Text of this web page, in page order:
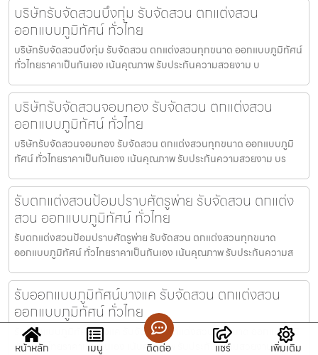
บริษัทรับจัดสวนบึงกุ่ม รับจัดสวน ตกแต่งสวน
ออกแบบภูมิทัศน์ ทั่วไทย
บริษัทรับจัดสวนบึงกุ่ม รับจัดสวน ตกแต่งสวนทุกขนาด ออกแบบภูมิทัศน์
ทั่วไทยราคาเป็นกันเอง เน้นคุณภาพ รับประกันความสวยงาม บ
บริษัทรับจัดสวนจอมทอง รับจัดสวน ตกแต่งสวน
ออกแบบภูมิทัศน์ ทั่วไทย
บริษัทรับจัดสวนจอมทอง รับจัดสวน ตกแต่งสวนทุกขนาด ออกแบบภูมิ
ทัศน์ ทั่วไทยราคาเป็นกันเอง เน้นคุณภาพ รับประกันความสวยงาม บร
รับตกแต่งสวนป้อมปราบศัตรูพ่าย รับจัดสวน ตกแต่ง
สวน ออกแบบภูมิทัศน์ ทั่วไทย
รับตกแต่งสวนป้อมปราบศัตรูพ่าย รับจัดสวน ตกแต่งสวนทุกขนาด
ออกแบบภูมิทัศน์ ทั่วไทยราคาเป็นกันเอง เน้นคุณภาพ รับประกันความส
รับออกแบบภูมิทัศน์บางแค รับจัดสวน ตกแต่งสวน
ออกแบบภูมิทัศน์ ทั่วไทย
รับออกแบบภูมิทัศน์บางแค รับจัดสวน ตกแต่งสวนทุกขนาด ออกแบบภูมิ
ทัศน์ ทั่วไทยราคาเป็นกันเอง เน้นคุณภาพ รับประกันความสวยงาม
หน้าหลัก เมนู ติดต่อ แชร์ เพิ่มเติม